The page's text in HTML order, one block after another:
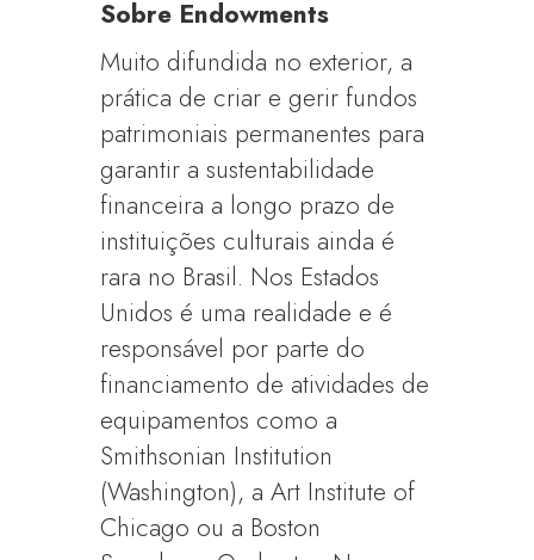
Sobre Endowments
Muito difundida no exterior, a
prática de criar e gerir fundos
patrimoniais permanentes para
garantir a sustentabilidade
financeira a longo prazo de
instituições culturais ainda é
rara no Brasil. Nos Estados
Unidos é uma realidade e é
responsável por parte do
financiamento de atividades de
equipamentos como a
Smithsonian Institution
(Washington), a Art Institute of
Chicago ou a Boston